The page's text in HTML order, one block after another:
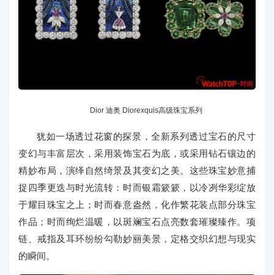
Dior 迪奥 Diorexquis高级珠宝系列
犹如一场透过花窗的探景，全新系列透过宝石的尺寸
变幻与丰富层次，采用装饰宝石为底，或采用钻石镶边的
精妙布局，演绎自然绮景及其变幻之美。这些珠宝妙意捕
捉四季更迭与时光流转：时而银霜簌簌，以冷冽华彩绽放
于耀目珠宝之上；时而春意盎然，化作繁花装点部分珠宝
作品；时而绚烂温暖，以斑斓宝石点亮数套璀璨臻作。项
链、戒指及耳环纷纷勾勒妙丽美景，定格交织幻想与现实
的瞬间。